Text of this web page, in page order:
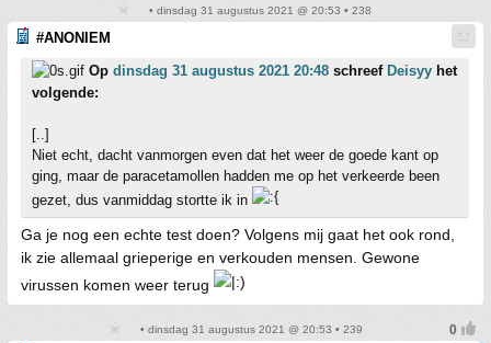
• dinsdag 31 augustus 2021 @ 20:53 • 238
#ANONIEM
Op dinsdag 31 augustus 2021 20:48 schreef Deisyy het
volgende:
[..]
Niet echt, dacht vanmorgen even dat het weer de goede kant op
ging, maar de paracetamollen hadden me op het verkeerde been
gezet, dus vanmiddag stortte ik in
Ga je nog een echte test doen? Volgens mij gaat het ook rond,
ik zie allemaal grieperige en verkouden mensen. Gewone
virussen komen weer terug
• dinsdag 31 augustus 2021 @ 20:53 • 239